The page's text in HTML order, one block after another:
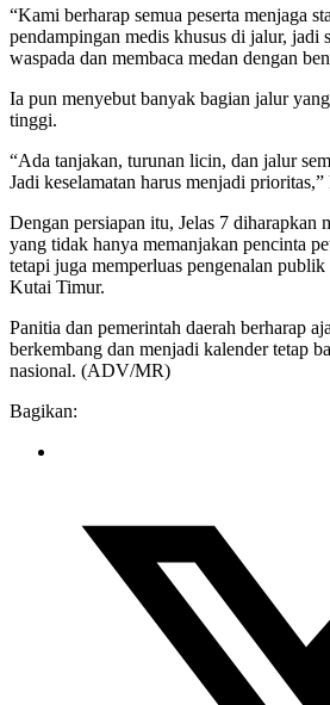
“Kami berharap semua peserta menjaga
pendampingan medis khusus di jalur, jadi
waspada dan membaca medan dengan
Ia pun menyebut banyak bagian jalur
tinggi.
“Ada tanjakan, turunan licin, dan jalur
Jadi keselamatan harus menjadi prioritas,”
Dengan persiapan itu, Jelas 7 diharapkan
yang tidak hanya memanjakan pencinta
tetapi juga memperluas pengenalan
Kutai Timur.
Panitia dan pemerintah daerah berharap
berkembang dan menjadi kalender tetap
nasional. (ADV/MR)
Bagikan: